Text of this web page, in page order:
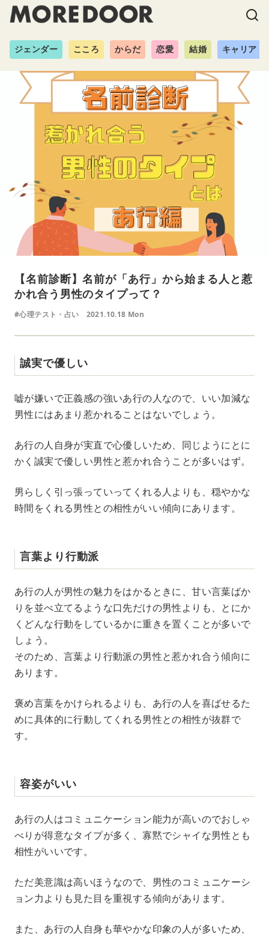
ジェンダー こころ からだ 恋愛 結婚 キャリア
【名前診断】名前が「あ行」から始まる人と惹
かれ合う男性のタイプって？
#心理テスト・占い 2021.10.18 Mon
誠実で優しい
嘘が嫌いで正義感の強いあ行の人なので、いい加減な
男性にはあまり惹かれることはないでしょう。
あ行の人自身が実直で心優しいため、同じようにとに
かく誠実で優しい男性と惹かれ合うことが多いはず。
男らしく引っ張っていってくれる人よりも、穏やかな
時間をくれる男性との相性がいい傾向にあります。
言葉より行動派
あ行の人が男性の魅力をはかるときに、甘い言葉ばか
りを並べ立てるような口先だけの男性よりも、とにか
くどんな行動をしているかに重きを置くことが多いで
しょう。
そのため、言葉より行動派の男性と惹かれ合う傾向に
あります。
褒め言葉をかけられるよりも、あ行の人を喜ばせるた
めに具体的に行動してくれる男性との相性が抜群で
す。
容姿がいい
あ行の人はコミュニケーション能力が高いのでおしゃ
べりが得意なタイプが多く、寡黙でシャイな男性とも
相性がいいです。
ただ美意識は高いほうなので、男性のコミュニケーシ
ョン力よりも見た目を重視する傾向があります。
また、あ行の人自身も華やかな印象の人が多いため、